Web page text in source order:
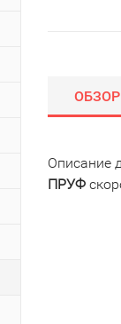
ОБЗОР
Описание
ПРУФ